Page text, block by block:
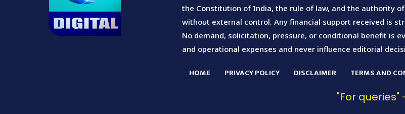
the Constitution of India, the rule of law, and the authority
without external control. Any financial support received is
No demand, solicitation, pressure, or conditional benefit is
and operational expenses and never influence editorial
HOME PRIVACY POLICY DISCLAIMER TERMS AND
"For